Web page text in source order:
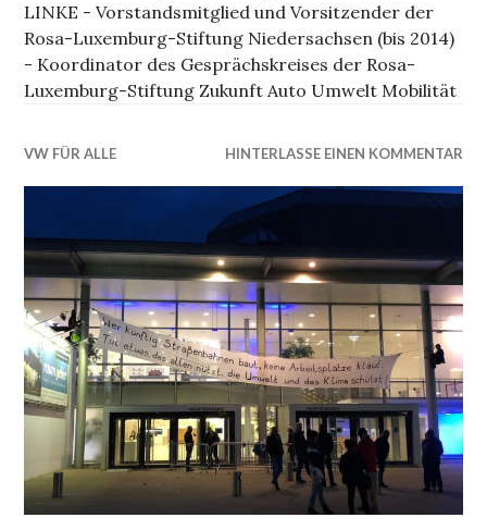
LINKE - Vorstandsmitglied und Vorsitzender der
Rosa-Luxemburg-Stiftung Niedersachsen (bis 2014)
- Koordinator des Gesprächskreises der Rosa-
Luxemburg-Stiftung Zukunft Auto Umwelt Mobilität
VW FÜR ALLE HINTERLASSE EINEN KOMMENTAR